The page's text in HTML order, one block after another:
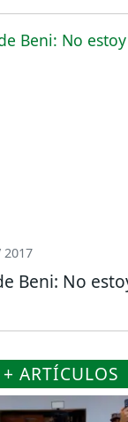
2017
Beni: No
+ ARTÍCULOS